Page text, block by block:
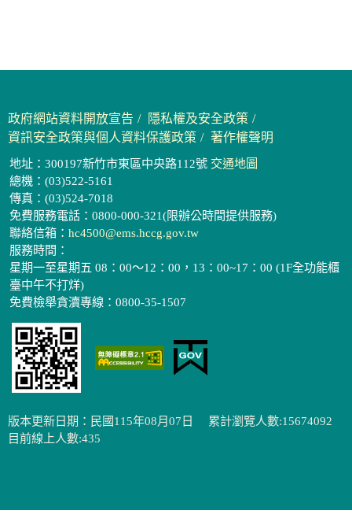
政府網站資料開放宣告
隱私權及安全政策
資訊安全政策與個人資料保護政策
著作權聲明
地址：300197新竹市東區中央路112號 交通地圖
總機：(03)522-5161
傳真：(03)524-7018
免費服務電話：0800-000-321(限辦公時間提供服務)
聯絡信箱： hc4500@ems.hccg.gov.tw
服務時間：
星期一至星期五 08：00～12：00，13：00~17：00 (1F全功能櫃
臺中午不打烊)
免費檢舉貪瀆專線：0800-35-1507
版本更新日期：民國115年08月07日
累計瀏覽人數:15674092
目前線上人數:435